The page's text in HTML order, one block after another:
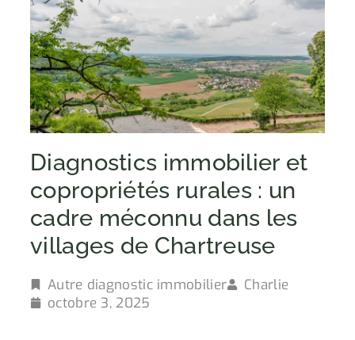
Diagnostics immobilier et
copropriétés rurales : un
cadre méconnu dans les
villages de Chartreuse
Autre diagnostic immobilier
Charlie
octobre 3, 2025